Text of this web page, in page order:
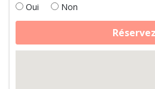
Oui
Non
quantité
Soin
des
Réservez